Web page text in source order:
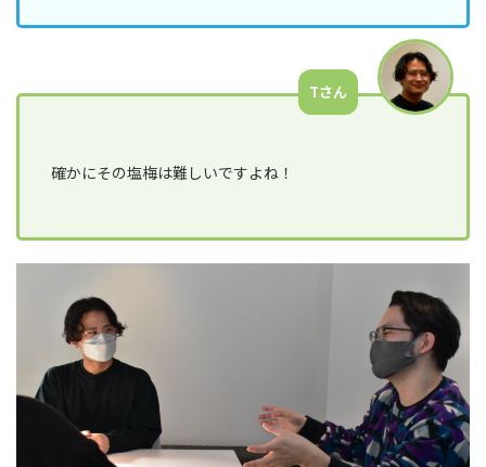
Tさん
確かにその塩梅は難しいですよね！